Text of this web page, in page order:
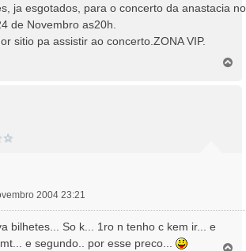
ja esgotados, para o concerto da anastacia no
de Novembro as20h.
sitio pa assistir ao concerto.ZONA VIP.
2004 23:21
bilhetes... So k... 1ro n tenho c kem ir... e
e segundo.. por esse preco...